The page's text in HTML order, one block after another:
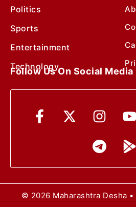
Politics
Sports
Entertainment
Technology
Follow Us On Social Media
© 2026 Maharashtra Desha